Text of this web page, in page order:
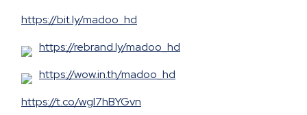
https://bit.ly/madoo_hd
https://rebrand.ly/madoo_hd
https://wow.in.th/madoo_hd
https://t.co/wgl7hBYGvn